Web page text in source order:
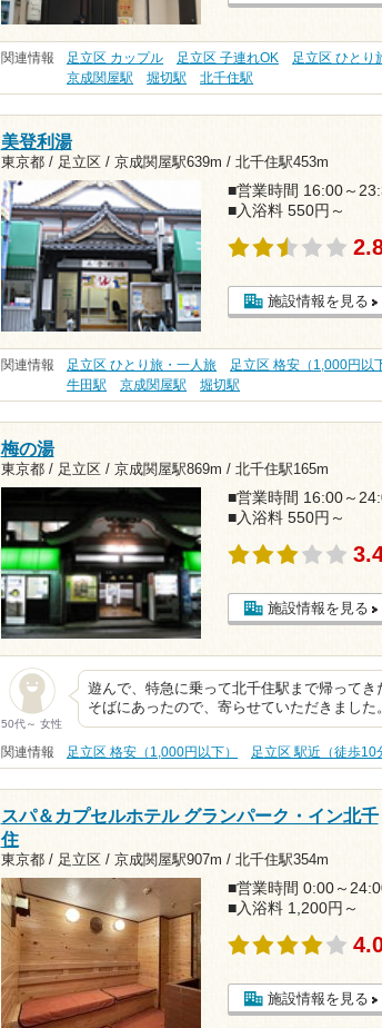
関連情報 足立区 カップル 足立区 子連れOK 足立区 ひとり
京成関屋駅
堀切駅 北千住駅
美登利湯
東京都 / 足立区 / 京成関屋駅639m / 北千住駅453m
■営業時間 16:00～
■入浴料 550円～
施設情報を見る
関連情報 足立区 ひとり旅・一人旅 足立区 格安（1,000円以
牛田駅
京成関屋駅 堀切駅
梅の湯
東京都 / 足立区 / 京成関屋駅869m / 北千住駅165m
■営業時間 16:00～
■入浴料 550円～
施設情報を見る
50代～ 女性
遊んで、特急に乗って北千住駅まで帰って
そばにあったので、寄らせていただきまし
関連情報 足立区 格安（1,000円以下） 足立区 駅近（徒歩10
スパ＆カプセルホテル グランパーク・イン北千
住
東京都 / 足立区 / 京成関屋駅907m / 北千住駅354m
■営業時間 0:00～
■入浴料 1,200円～
施設情報を見る